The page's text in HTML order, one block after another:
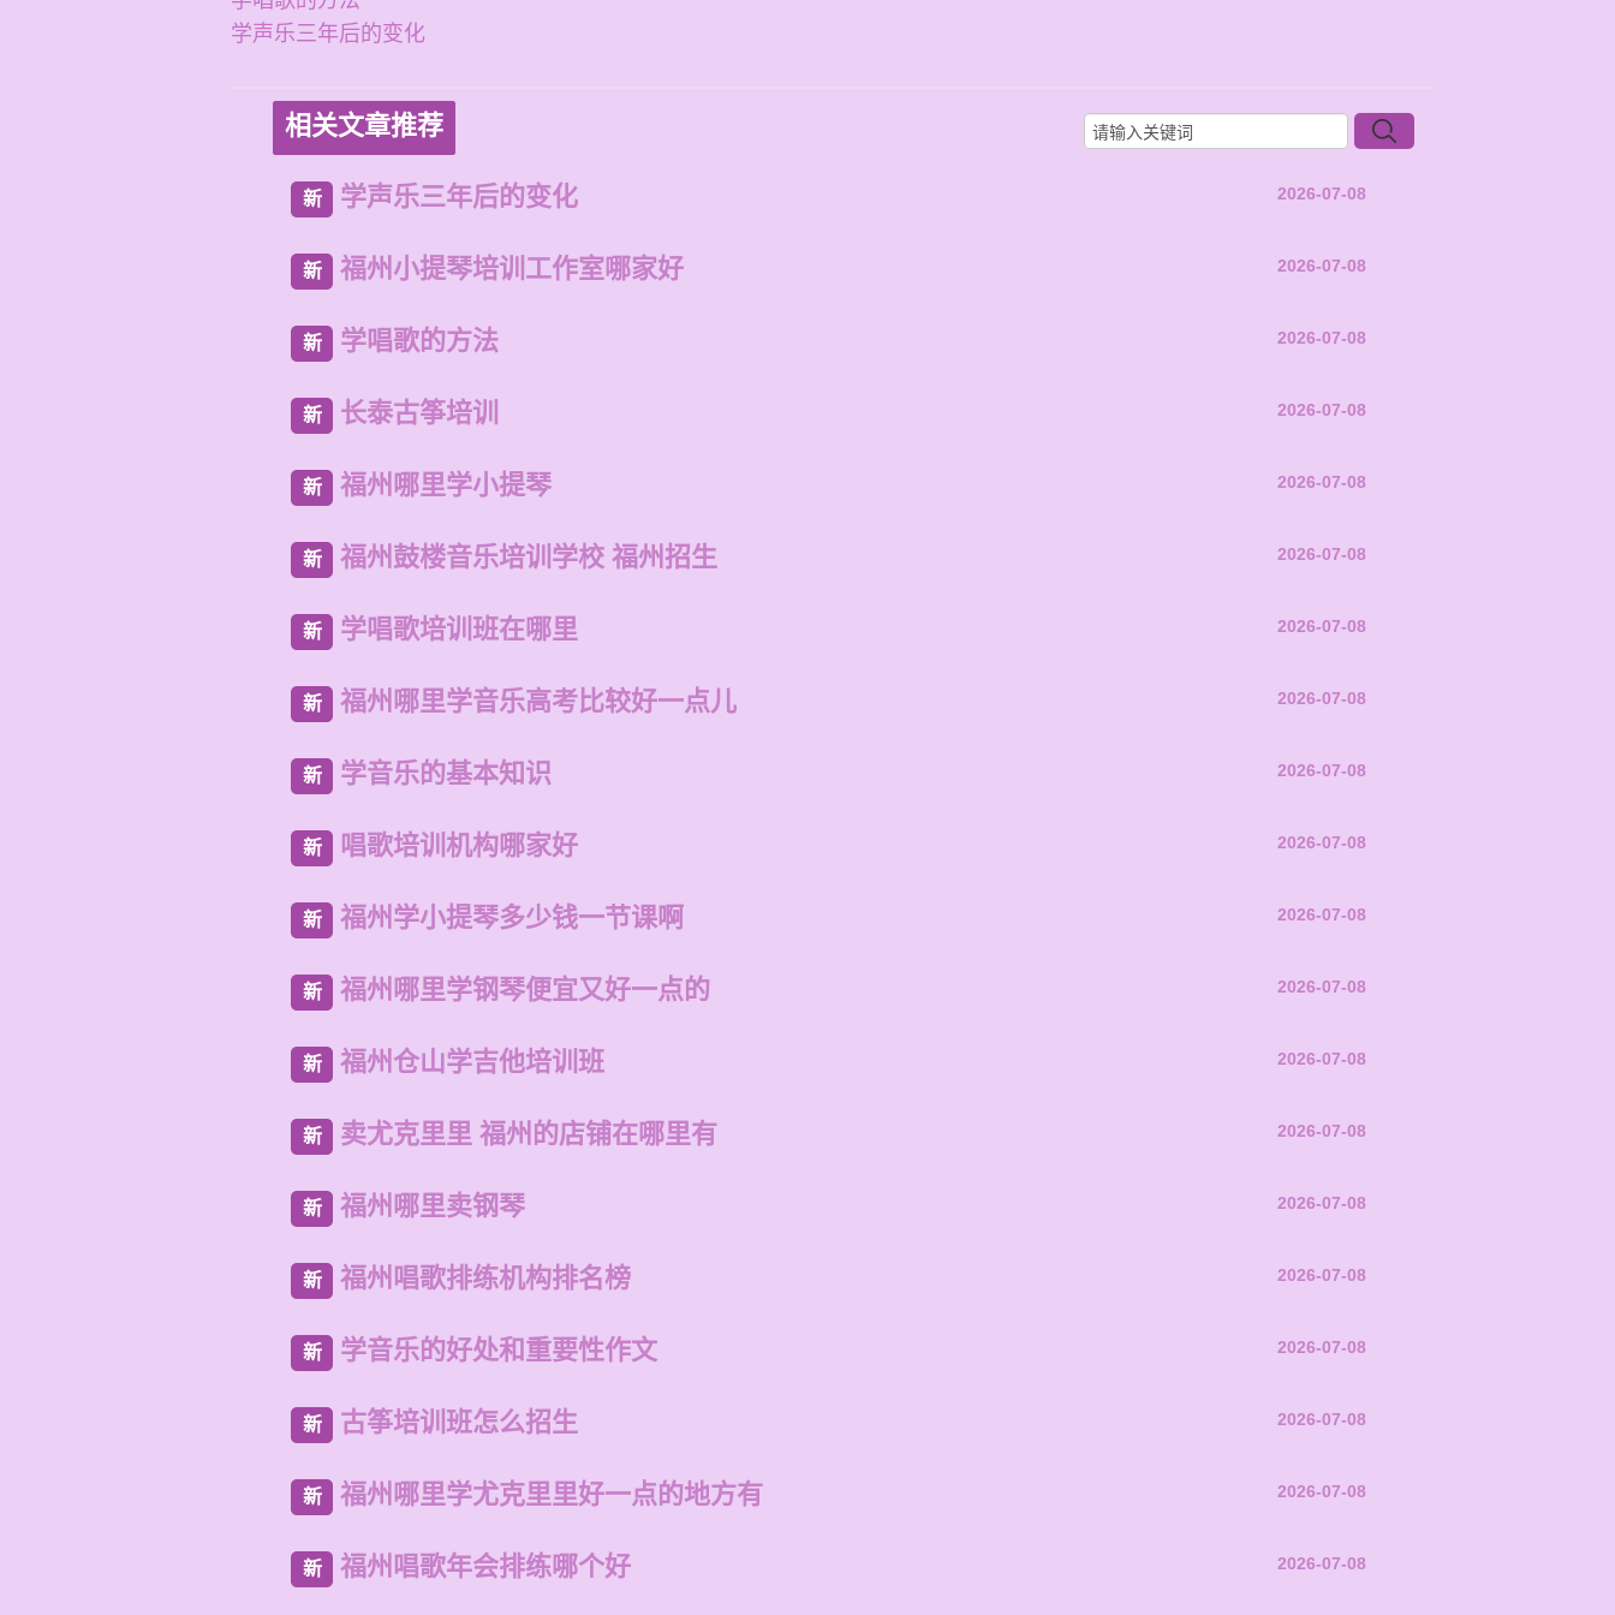
学声乐三年后的变化
相关文章推荐
新 学声乐三年后的变化 2026-07-08
新 福州小提琴培训工作室哪家好 2026-07-08
新 学唱歌的方法 2026-07-08
新 长泰古筝培训 2026-07-08
新 福州哪里学小提琴 2026-07-08
新 福州鼓楼音乐培训学校 福州招生 2026-07-08
新 学唱歌培训班在哪里 2026-07-08
新 福州哪里学音乐高考比较好一点儿 2026-07-08
新 学音乐的基本知识 2026-07-08
新 唱歌培训机构哪家好 2026-07-08
新 福州学小提琴多少钱一节课啊 2026-07-08
新 福州哪里学钢琴便宜又好一点的 2026-07-08
新 福州仓山学吉他培训班 2026-07-08
新 卖尤克里里 福州的店铺在哪里有 2026-07-08
新 福州哪里卖钢琴 2026-07-08
新 福州唱歌排练机构排名榜 2026-07-08
新 学音乐的好处和重要性作文 2026-07-08
新 古筝培训班怎么招生 2026-07-08
新 福州哪里学尤克里里好一点的地方有 2026-07-08
新 福州唱歌年会排练哪个好 2026-07-08